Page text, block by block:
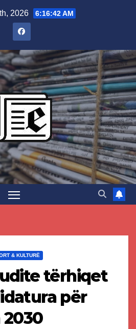
2026 6:16:43 AM
& KULTURË
tërhiqet
për